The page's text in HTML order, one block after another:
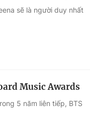
trực tuyến
sẽ là người duy nhất
Music Awards
5 năm liên tiếp, BTS